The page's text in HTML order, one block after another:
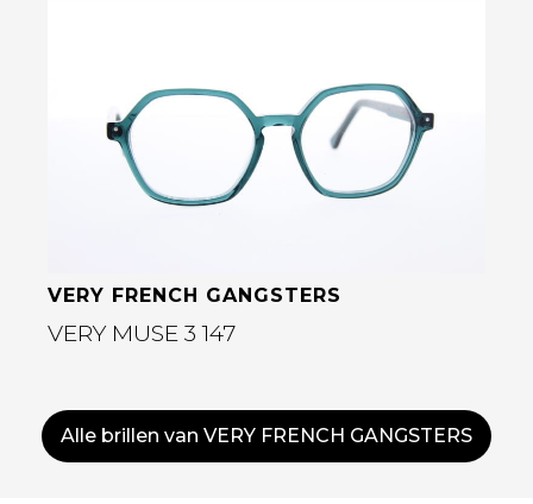
VERY FRENCH GANGSTERS
VERY MUSE 3 147
Alle brillen van VERY FRENCH GANGSTERS